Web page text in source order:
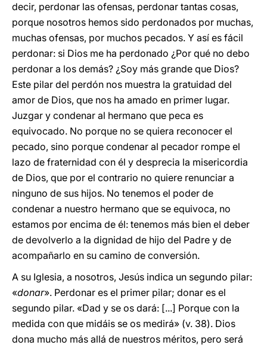
decir, perdonar las ofensas, perdonar tantas cosas,
porque nosotros hemos sido perdonados por muchas,
muchas ofensas, por muchos pecados. Y así es fácil
perdonar: si Dios me ha perdonado ¿Por qué no debo
perdonar a los demás? ¿Soy más grande que Dios?
Este pilar del perdón nos muestra la gratuidad del
amor de Dios, que nos ha amado en primer lugar.
Juzgar y condenar al hermano que peca es
equivocado. No porque no se quiera reconocer el
pecado, sino porque condenar al pecador rompe el
lazo de fraternidad con él y desprecia la misericordia
de Dios, que por el contrario no quiere renunciar a
ninguno de sus hijos. No tenemos el poder de
condenar a nuestro hermano que se equivoca, no
estamos por encima de él: tenemos más bien el deber
de devolverlo a la dignidad de hijo del Padre y de
acompañarlo en su camino de conversión.
A su Iglesia, a nosotros, Jesús indica un segundo pilar:
«donar». Perdonar es el primer pilar; donar es el
segundo pilar. «Dad y se os dará: [...] Porque con la
medida con que midáis se os medirá» (v. 38). Dios
dona mucho más allá de nuestros méritos, pero será